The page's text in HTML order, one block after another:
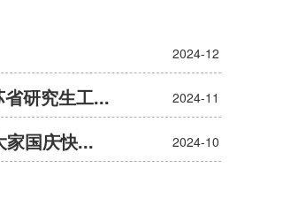
2024-12
研究生工... 2024-11
家国庆快... 2024-10